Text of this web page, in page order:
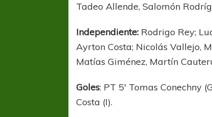
Tadeo Allende, Salomón
Independiente: Rodrigo Rey;
Ayrton Costa; Nicolás Vallejo,
Matías Giménez, Martín
Goles: PT 5′ Tomas Conechny
Costa (I).
COPA SUDAMERICANA TIGRE
Octavos de Final